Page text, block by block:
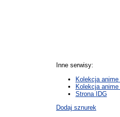
Inne serwisy:
Kolekcja
Kolekcja anime
Strona IDG
Dodaj sznurek